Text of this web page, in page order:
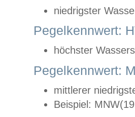
niedrigster
Pegelkennwert:
höchster
Pegelkennwert:
mittlerer
Beispiel: